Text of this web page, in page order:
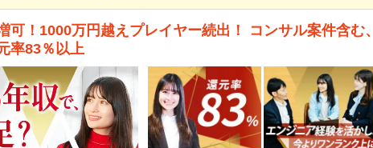
可！1000万円越えプレイヤー続出！ コンサル案件含む
率83％以上